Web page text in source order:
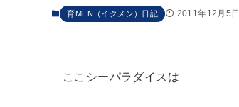
育MEN（イクメン）日記 2011年12月5日
ここシーパラダイスは